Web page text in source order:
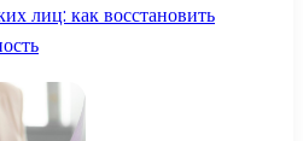
лиц: как восстановить